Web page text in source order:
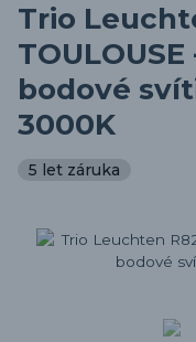
Trio
bodové
3000K
5 let záruka